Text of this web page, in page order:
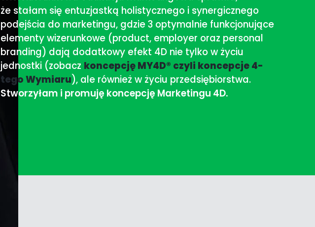
że stałam się entuzjastką holistycznego i synergicznego
podejścia do marketingu, gdzie 3 optymalnie funkcjonujące
elementy wizerunkowe (product, employer oraz personal
branding) dają dodatkowy efekt 4D nie tylko w życiu
jednostki (zobacz koncepcję MY4D® czyli koncepcje 4-
tego Wymiaru), ale również w życiu przedsiębiorstwa.
Stworzyłam i promuję koncepcję Marketingu 4D.